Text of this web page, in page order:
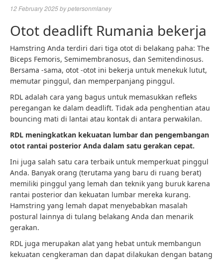
12 February 2025bypetersonmlaney
Otot deadlift Rumania bekerja
Hamstring Anda terdiri dari tiga otot di belakang paha: The
Biceps Femoris, Semimembranosus, dan Semitendinosus.
Bersama -sama, otot -otot ini bekerja untuk menekuk lutut,
memutar pinggul, dan memperpanjang pinggul.
RDL adalah cara yang bagus untuk memasukkan refleks
peregangan ke dalam deadlift. Tidak ada penghentian atau
bouncing mati di lantai atau kontak di antara perwakilan.
RDL meningkatkan kekuatan lumbar dan pengembangan
otot rantai posterior Anda dalam satu gerakan cepat.
Ini juga salah satu cara terbaik untuk memperkuat pinggul
Anda. Banyak orang (terutama yang baru di ruang berat)
memiliki pinggul yang lemah dan teknik yang buruk karena
rantai posterior dan kekuatan lumbar mereka kurang.
Hamstring yang lemah dapat menyebabkan masalah
postural lainnya di tulang belakang Anda dan menarik
gerakan.
RDL juga merupakan alat yang hebat untuk membangun
kekuatan cengkeraman dan dapat dilakukan dengan batang